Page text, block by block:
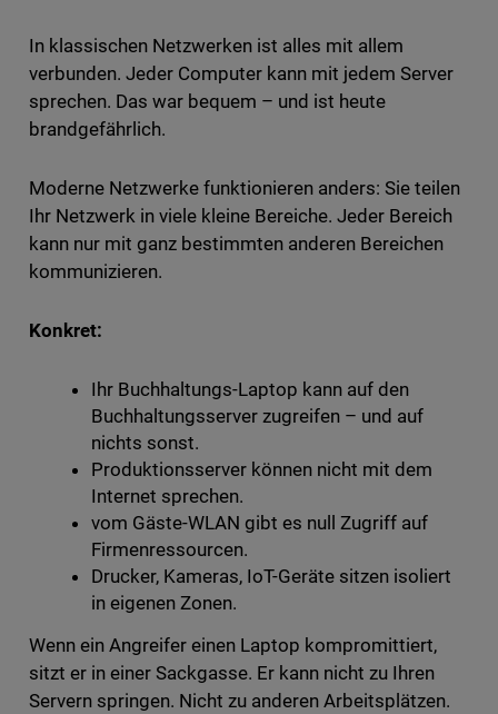
In klassischen Netzwerken ist alles mit allem
verbunden. Jeder Computer kann mit jedem Server
sprechen. Das war bequem – und ist heute
brandgefährlich.
Moderne Netzwerke funktionieren anders: Sie teilen
Ihr Netzwerk in viele kleine Bereiche. Jeder Bereich
kann nur mit ganz bestimmten anderen Bereichen
kommunizieren.
Konkret:
Ihr Buchhaltungs-Laptop kann auf den
Buchhaltungsserver zugreifen – und auf
nichts sonst.
Produktionsserver können nicht mit dem
Internet sprechen.
vom Gäste-WLAN gibt es null Zugriff auf
Firmenressourcen.
Drucker, Kameras, IoT-Geräte sitzen isoliert
in eigenen Zonen.
Wenn ein Angreifer einen Laptop kompromittiert,
sitzt er in einer Sackgasse. Er kann nicht zu Ihren
Servern springen. Nicht zu anderen Arbeitsplätzen.